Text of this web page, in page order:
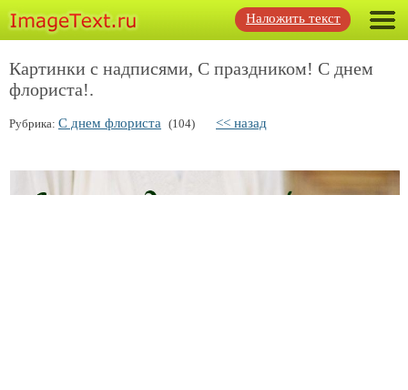
Наложить текст
Картинки с надписями, С праздником! С днем
флориста!.
Рубрика: С днем флориста (104) << назад